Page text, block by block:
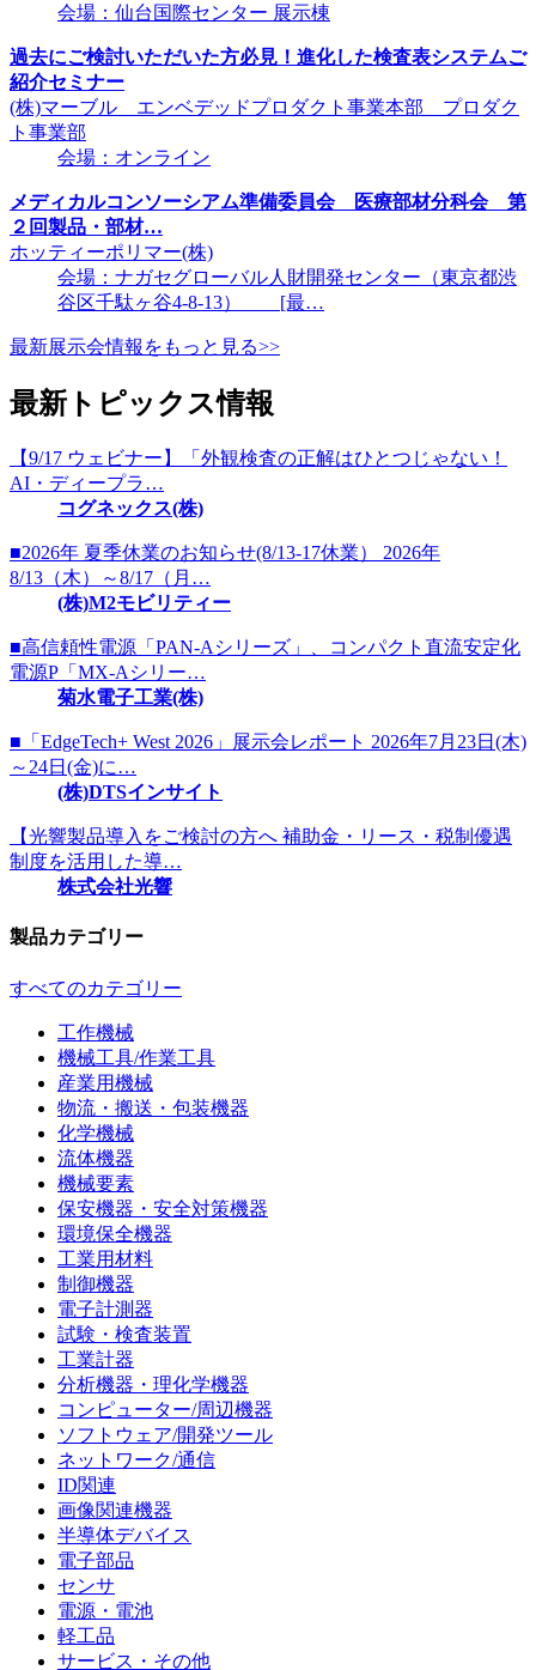
会場：仙台国際センター 展示棟
過去にご検討いただいた方必見！進化した検査表システムご
紹介セミナー
(株)マーブル エンベデッドプロダクト事業本部 プロダク
ト事業部
会場：オンライン
メディカルコンソーシアム準備委員会 医療部材分科会 第
２回製品・部材…
ホッティーポリマー(株)
会場：ナガセグローバル人財開発センター（東京都渋
谷区千駄ヶ谷4-8-13） [最…
最新展示会情報をもっと見る>>
最新トピックス情報
【9/17 ウェビナー】「外観検査の正解はひとつじゃない！
AI・ディープラ…
コグネックス(株)
■2026年 夏季休業のお知らせ(8/13-17休業） 2026年
8/13（木）～8/17（月…
(株)M2モビリティー
■高信頼性電源「PAN-Aシリーズ」、コンパクト直流安定化
電源P「MX-Aシリー…
菊水電子工業(株)
■「EdgeTech+ West 2026」展示会レポート 2026年7月23日(木)
～24日(金)に…
(株)DTSインサイト
【光響製品導入をご検討の方へ 補助金・リース・税制優遇
制度を活用した導…
株式会社光響
製品カテゴリー
すべてのカテゴリー
工作機械
機械工具/作業工具
産業用機械
物流・搬送・包装機器
化学機械
流体機器
機械要素
保安機器・安全対策機器
環境保全機器
工業用材料
制御機器
電子計測器
試験・検査装置
工業計器
分析機器・理化学機器
コンピューター/周辺機器
ソフトウェア/開発ツール
ネットワーク/通信
ID関連
画像関連機器
半導体デバイス
電子部品
センサ
電源・電池
軽工品
サービス・その他